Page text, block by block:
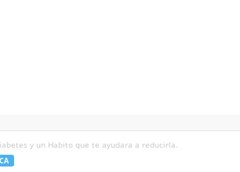
y un Habito que te ayudara a reducirla.